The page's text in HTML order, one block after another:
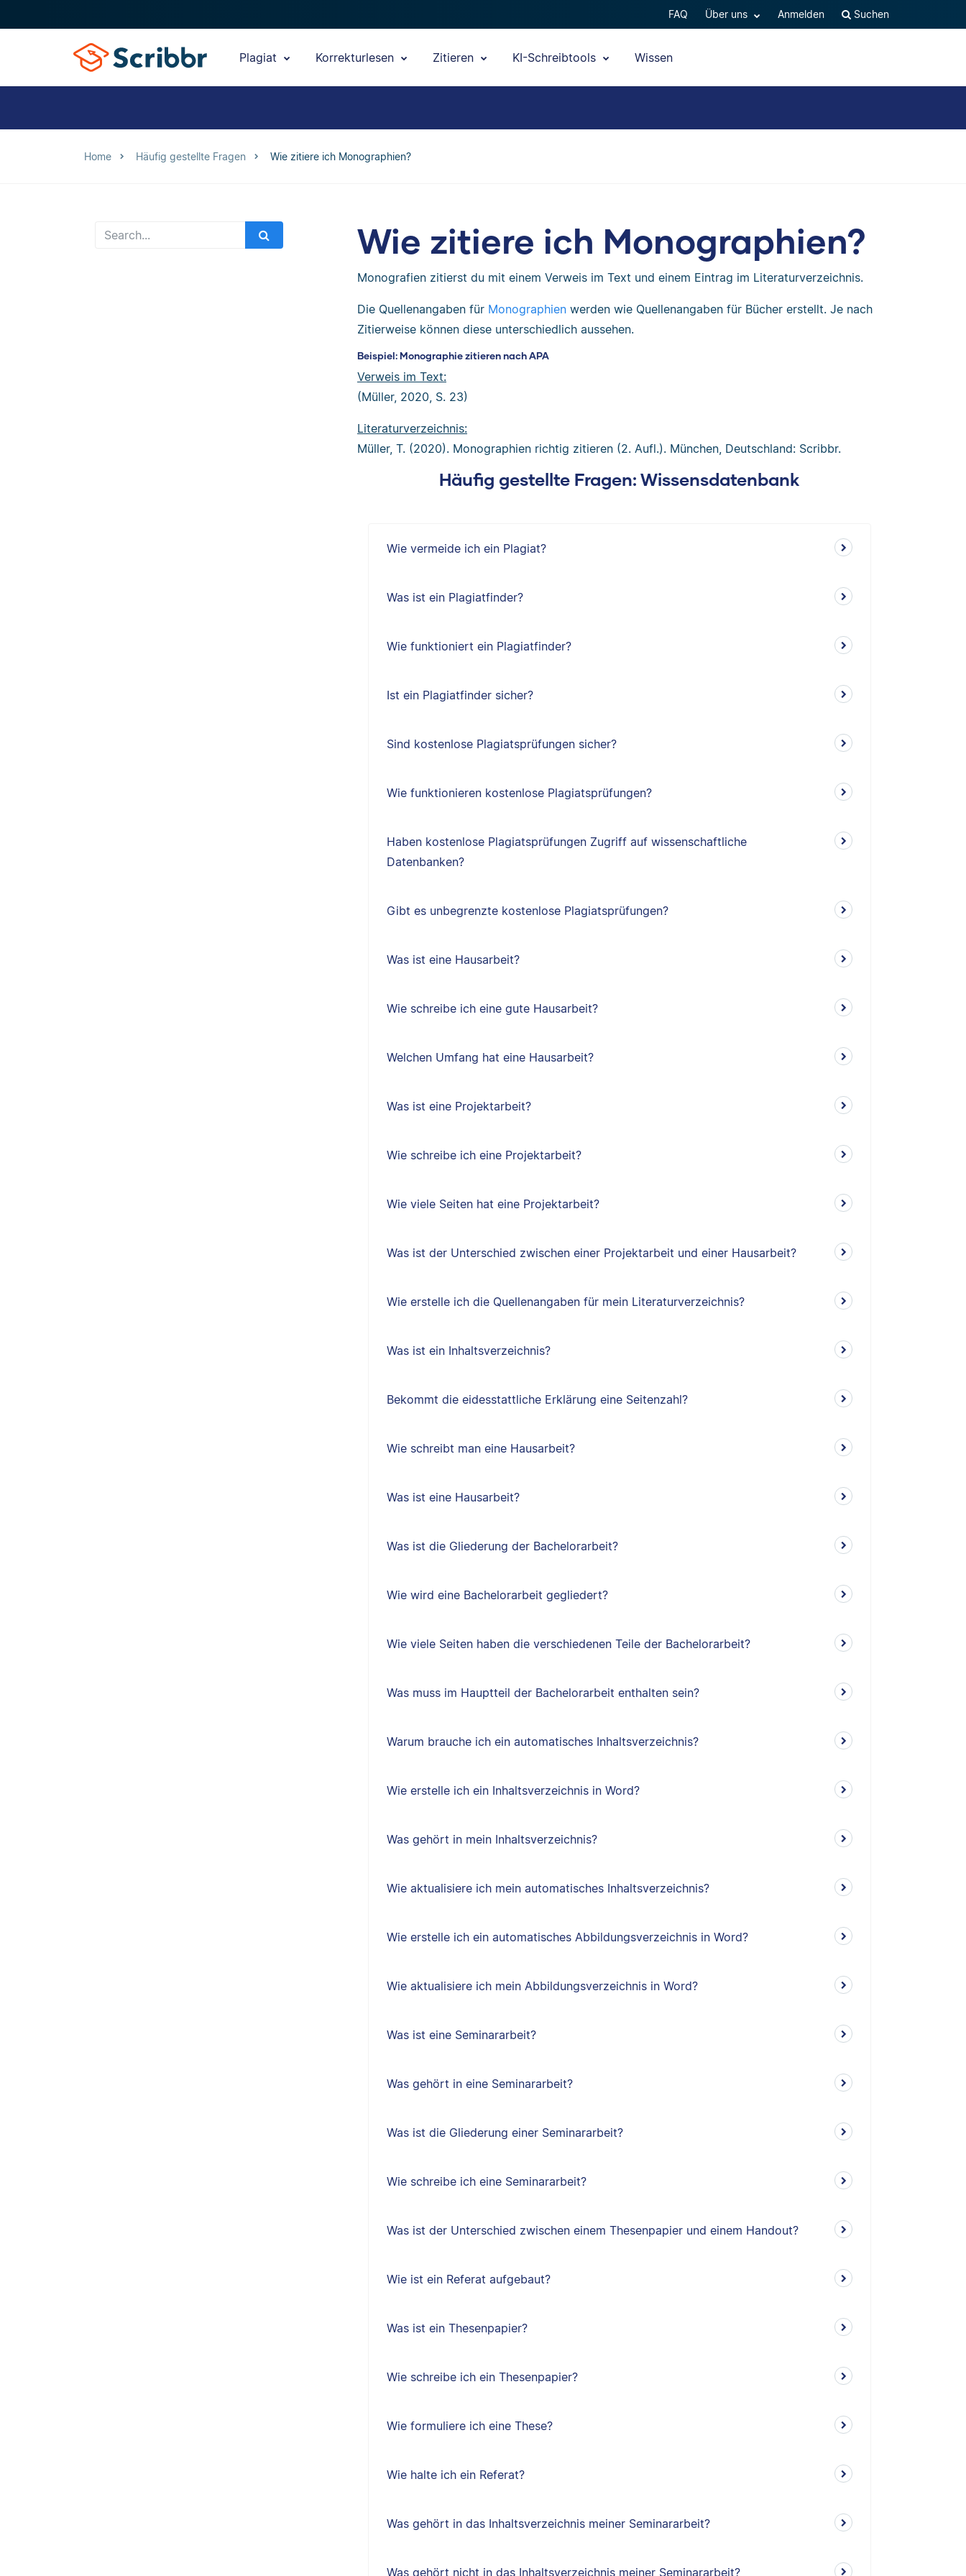
FAQ Über uns Anmelden Suchen
Plagiat Korrekturlesen Zitieren KI-Schreibtools Wissen
Home Häufig gestellte Fragen Wie zitiere ich Monographien?
Wie zitiere ich Monographien?
Monografien zitierst du mit einem Verweis im Text und einem Eintrag im Literaturverzeichnis.
Die Quellenangaben für Monographienwerden wie Quellenangaben für Bücher erstellt. Je nach
Zitierweise können diese unterschiedlich aussehen.
Beispiel: Monographie zitieren nach APA
Verweis im Text:
(Müller, 2020, S. 23)
Literaturverzeichnis:
Müller, T. (2020). Monographien richtig zitieren (2. Aufl.). München, Deutschland: Scribbr.
Häufig gestellte Fragen: Wissensdatenbank
Wie vermeide ich ein Plagiat?
Was ist ein Plagiatfinder?
Wie funktioniert ein Plagiatfinder?
Ist ein Plagiatfinder sicher?
Sind kostenlose Plagiatsprüfungen sicher?
Wie funktionieren kostenlose Plagiatsprüfungen?
Haben kostenlose Plagiatsprüfungen Zugriff auf wissenschaftliche
Datenbanken?
Gibt es unbegrenzte kostenlose Plagiatsprüfungen?
Was ist eine Hausarbeit?
Wie schreibe ich eine gute Hausarbeit?
Welchen Umfang hat eine Hausarbeit?
Was ist eine Projektarbeit?
Wie schreibe ich eine Projektarbeit?
Wie viele Seiten hat eine Projektarbeit?
Was ist der Unterschied zwischen einer Projektarbeit und einer Hausarbeit?
Wie erstelle ich die Quellenangaben für mein Literaturverzeichnis?
Was ist ein Inhaltsverzeichnis?
Bekommt die eidesstattliche Erklärung eine Seitenzahl?
Wie schreibt man eine Hausarbeit?
Was ist eine Hausarbeit?
Was ist die Gliederung der Bachelorarbeit?
Wie wird eine Bachelorarbeit gegliedert?
Wie viele Seiten haben die verschiedenen Teile der Bachelorarbeit?
Was muss im Hauptteil der Bachelorarbeit enthalten sein?
Warum brauche ich ein automatisches Inhaltsverzeichnis?
Wie erstelle ich ein Inhaltsverzeichnis in Word?
Was gehört in mein Inhaltsverzeichnis?
Wie aktualisiere ich mein automatisches Inhaltsverzeichnis?
Wie erstelle ich ein automatisches Abbildungsverzeichnis in Word?
Wie aktualisiere ich mein Abbildungsverzeichnis in Word?
Was ist eine Seminararbeit?
Was gehört in eine Seminararbeit?
Was ist die Gliederung einer Seminararbeit?
Wie schreibe ich eine Seminararbeit?
Was ist der Unterschied zwischen einem Thesenpapier und einem Handout?
Wie ist ein Referat aufgebaut?
Was ist ein Thesenpapier?
Wie schreibe ich ein Thesenpapier?
Wie formuliere ich eine These?
Wie halte ich ein Referat?
Was gehört in das Inhaltsverzeichnis meiner Seminararbeit?
Was gehört nicht in das Inhaltsverzeichnis meiner Seminararbeit?